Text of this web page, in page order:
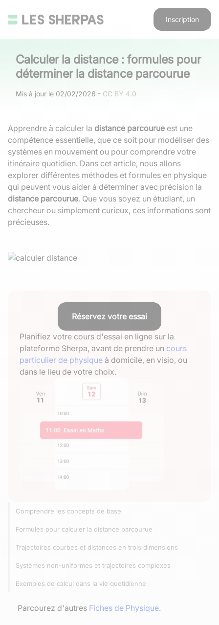
Inscription
Calculer la distance : formules pour
déterminer la distance parcourue
Mis à jour le 02/02/2026 - CC BY 4.0
Apprendre à calculer la distance parcourue est une
compétence essentielle, que ce soit pour modéliser des
systèmes en mouvement ou pour comprendre votre
itinéraire quotidien. Dans cet article, nous allons
explorer différentes méthodes et formules en physique
qui peuvent vous aider à déterminer avec précision la
distance parcourue. Que vous soyez un étudiant, un
chercheur ou simplement curieux, ces informations sont
précieuses.
Réservez votre essai
Planifiez votre cours d'essai en ligne sur la
plateforme Sherpa, avant de prendre un cours
particulier de physique à domicile, en visio, ou
dans le lieu de votre choix.
Comprendre les concepts de base
Formules pour calculer la distance parcourue
Trajectoires courbes et distances en trois dimensions
Systèmes non-uniformes et trajectoires complexes
Exemples de calcul dans la vie quotidienne
Parcourez d'autres Fiches de Physique.